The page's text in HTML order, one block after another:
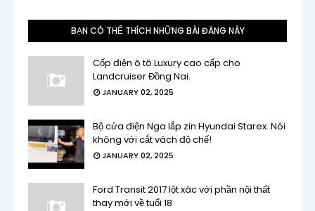
BẠN CÓ THỂ THÍCH NHỮNG BÀI ĐĂNG NÀY
Cốp điện ô tô Luxury cao cấp cho
Landcruiser Đồng Nai.
JANUARY 02, 2025
Bộ cửa điện Nga lắp zin Hyundai Starex. Nói
không với cắt vách độ chế!
JANUARY 02, 2025
Ford Transit 2017 lột xác với phần nội thất
thay mới về tuổi 18